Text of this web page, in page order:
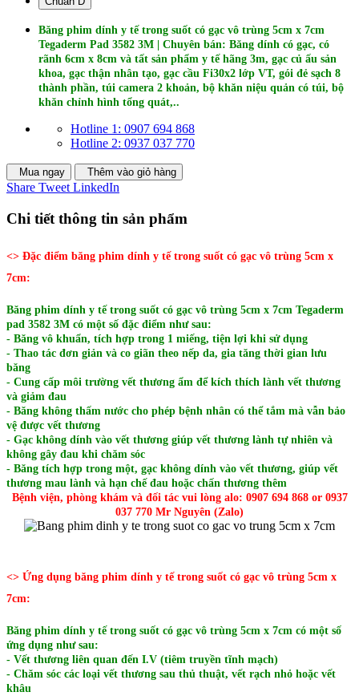
Băng phim dính y tế trong suốt có gạc vô trùng 5cm x 7cm
Tegaderm Pad 3582 3M | Chuyên bán: Băng dính có gạc, có
rãnh 6cm x 8cm và tất sản phẩm y tế hãng 3m, gạc củ ấu sản
khoa, gạc thận nhân tạo, gạc cầu Fi30x2 lớp VT, gói đẻ sạch 8
thành phần, túi camera 2 khoản, bộ khăn niệu quản có túi, bộ
khăn chỉnh hình tổng quát,..
Hotline 1: 0907 694 868
Hotline 2: 0937 037 770
Mua ngay Thêm vào giỏ hàng
Share Tweet LinkedIn
Chi tiết thông tin sản phẩm
<> Đặc điểm băng phim dính y tế trong suốt có gạc vô trùng 5cm x
7cm:
Băng phim dính y tế trong suốt có gạc vô trùng 5cm x 7cm Tegaderm
pad 3582 3M có một số đặc điểm như sau:
- Băng vô khuẩn, tích hợp trong 1 miếng, tiện lợi khi sử dụng
- Thao tác đơn giản và co giãn theo nếp da, gia tăng thời gian lưu
băng
- Cung cấp môi trường vết thương ẩm để kích thích lành vết thương
và giảm đau
- Băng không thấm nước cho phép bệnh nhân có thể tắm mà vẫn bảo
vệ được vết thương
- Gạc không dính vào vết thương giúp vết thương lành tự nhiên và
không gây đau khi chăm sóc
- Băng tích hợp trong một, gạc không dính vào vết thương, giúp vết
thương mau lành và hạn chế đau hoặc chấn thương thêm
Bệnh viện, phòng khám và đối tác vui lòng alo: 0907 694 868 or 0937
037 770 Mr Nguyên (Zalo)
<> Ứng dụng băng phim dính y tế trong suốt có gạc vô trùng 5cm x
7cm:
Băng phim dính y tế trong suốt có gạc vô trùng 5cm x 7cm có một số
ứng dụng như sau:
- Vết thương liên quan đến I.V (tiêm truyền tĩnh mạch)
- Chăm sóc các loại vết thương sau thủ thuật, vết rạch nhỏ hoặc vết
khâu